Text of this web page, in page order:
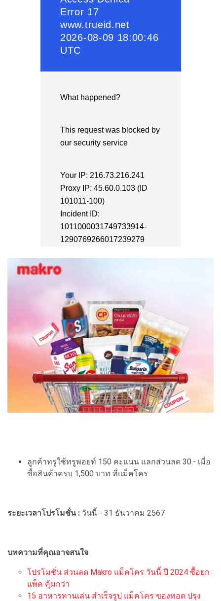
ลูกค้าทรูใช้ทรูพอยท์ 150 คะแนน แลกส่วนลด 30.- เมื่อ
ซื้อสินค้าครบ 1,500 บาท ที่แม็คโคร
ระยะเวลาโปรโมชั่น : วันนี้ - 31 ธันวาคม 2567
บทความที่คุณอาจสนใจ
โปรโมชั่น ส่วนลด Makro แม็คโคร วันนี้ ปี 2024 ซื้อยก
แพ็ค คุ้มกว่า
15 อาหารทานเล่น สำเร็จรูป แม็คโคร ของทอด ปรุง